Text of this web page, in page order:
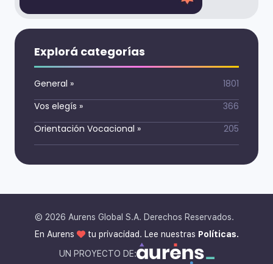
Explorá categorías
General »
1801
Vos elegís »
366
Orientación Vocacional » 205
© 2026 Aurens Global S.A. Derechos Reservados.
En Aurens
tu privacidad. Lee nuestras Políticas.
UN PROYECTO DE: